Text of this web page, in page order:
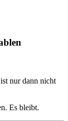
nur dann nicht
Es bleibt.